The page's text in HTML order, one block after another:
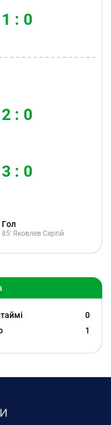
1 : 0
2 : 0
3 : 0
Гол
85' Яковлев Сергій
0
1